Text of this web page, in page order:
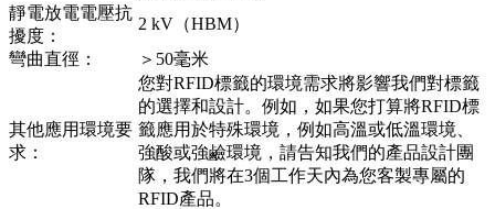
靜電放電電壓抗
擾度：
2 kV（HBM）
彎曲直徑：
＞50毫米
其他應用環境要
求：
您對RFID標籤的環境需求將影響我們對標籤
的選擇和設計。例如，如果您打算將RFID標
籤應用於特殊環境，例如高溫或低溫環境、
強酸或強鹼環境，請告知我們的產品設計團
隊，我們將在3個工作天內為您客製專屬的
RFID產品。